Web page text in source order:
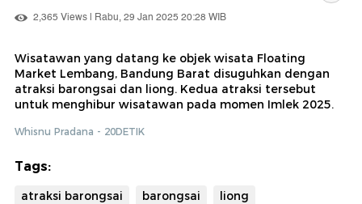
2,365 Views | Rabu, 29 Jan 2025 20:28 WIB
Wisatawan yang datang ke objek wisata Floating
Market Lembang, Bandung Barat disuguhkan dengan
atraksi barongsai dan liong. Kedua atraksi tersebut
untuk menghibur wisatawan pada momen Imlek 2025.
Whisnu Pradana - 20DETIK
Tags:
atraksi barongsai barongsai
liong